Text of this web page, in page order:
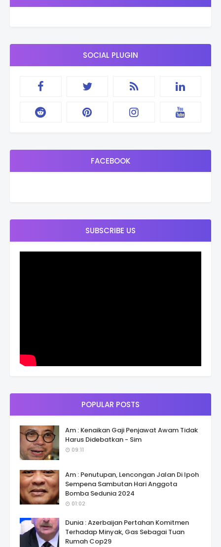
SOCIAL PLUGIN
FACEBOOK
SUBSCRIBE US
POPULAR POSTS
Am : Kenaikan Gaji Penjawat Awam Tidak
Harus Didebatkan - Sim
09:11
Am : Penutupan, Lencongan Jalan Di Ipoh
Sempena Sambutan Hari Anggota
Bomba Sedunia 2024
01:02
Dunia : Azerbaijan Pertahan Komitmen
Terhadap Minyak, Gas Sebagai Tuan
Rumah Cop29